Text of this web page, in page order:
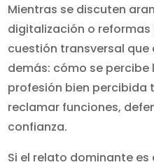
Mientras se discuten
digitalización o reformas
cuestión transversal
demás: cómo se percibe
profesión bien percibida
reclamar funciones,
confianza.
Si el relato dominante